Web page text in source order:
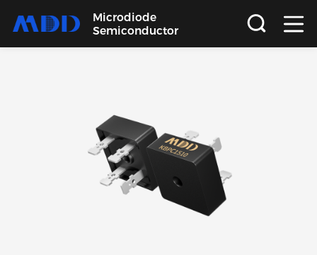
Microdiode
Semiconductor